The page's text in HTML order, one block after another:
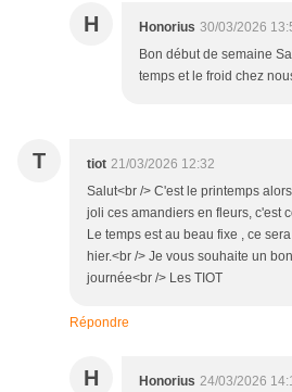
H Honorius 30/03/2026
Bon début de semaine
temps et le froid chez
T tiot 21/03/2026 12:32
Salut<br /> C'est le printemps
joli ces amandiers en fleurs, c'est
Le temps est au beau fixe , ce
hier.<br /> Je vous souhaite un
journée<br /> Les TIOT
Répondre
H Honorius 24/03/2026